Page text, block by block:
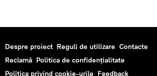
Despre proiect Reguli de utilizare Contacte
Reclamă Politica de confidențialitate
Politica privind cookie-urile Feedback